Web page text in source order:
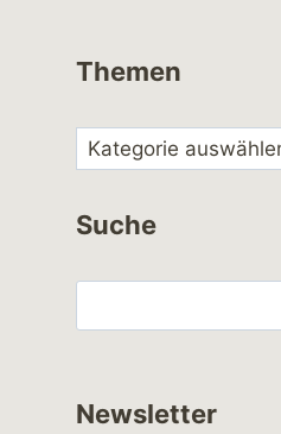
Themen
Suche
Newsletter